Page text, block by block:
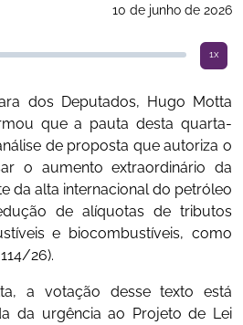
10 de junho de 2026
1x
dos Deputados, Hugo Motta
que a pauta desta quarta-
de proposta que autoriza o
o aumento extraordinário da
da alta internacional do petróleo
de alíquotas de tributos
e biocombustíveis, como
26).
a votação desse texto está
da urgência ao Projeto de Lei